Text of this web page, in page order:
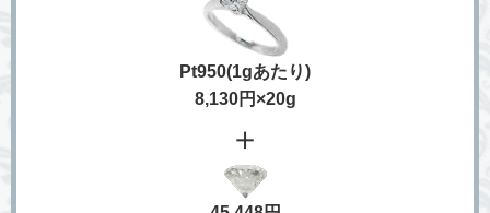
Pt950(1gあたり)
8,130円×20g
＋